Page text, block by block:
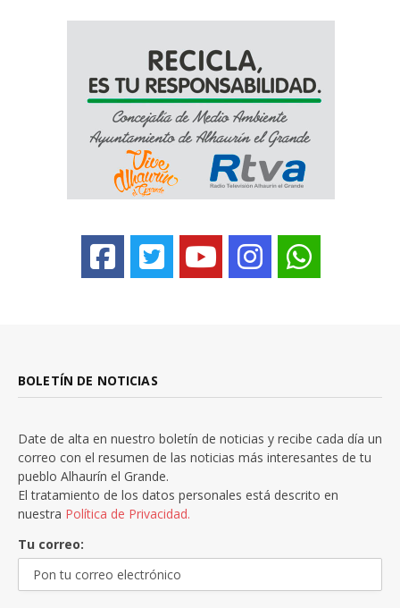
BOLETÍN DE NOTICIAS
Date de alta en nuestro boletín de noticias y recibe cada día un
correo con el resumen de las noticias más interesantes de tu
pueblo Alhaurín el Grande.
El tratamiento de los datos personales está descrito en
nuestra Política de Privacidad.
Tu correo: